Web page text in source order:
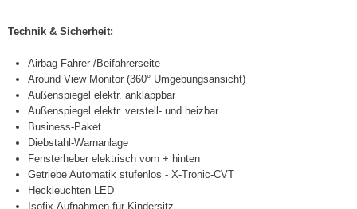
Technik & Sicherheit:
Airbag Fahrer-/Beifahrerseite
Around View Monitor (360° Umgebungsansicht)
Außenspiegel elektr. anklappbar
Außenspiegel elektr. verstell- und heizbar
Business-Paket
Diebstahl-Warnanlage
Fensterheber elektrisch vorn + hinten
Getriebe Automatik stufenlos - X-Tronic-CVT
Heckleuchten LED
Isofix-Aufnahmen für Kindersitz